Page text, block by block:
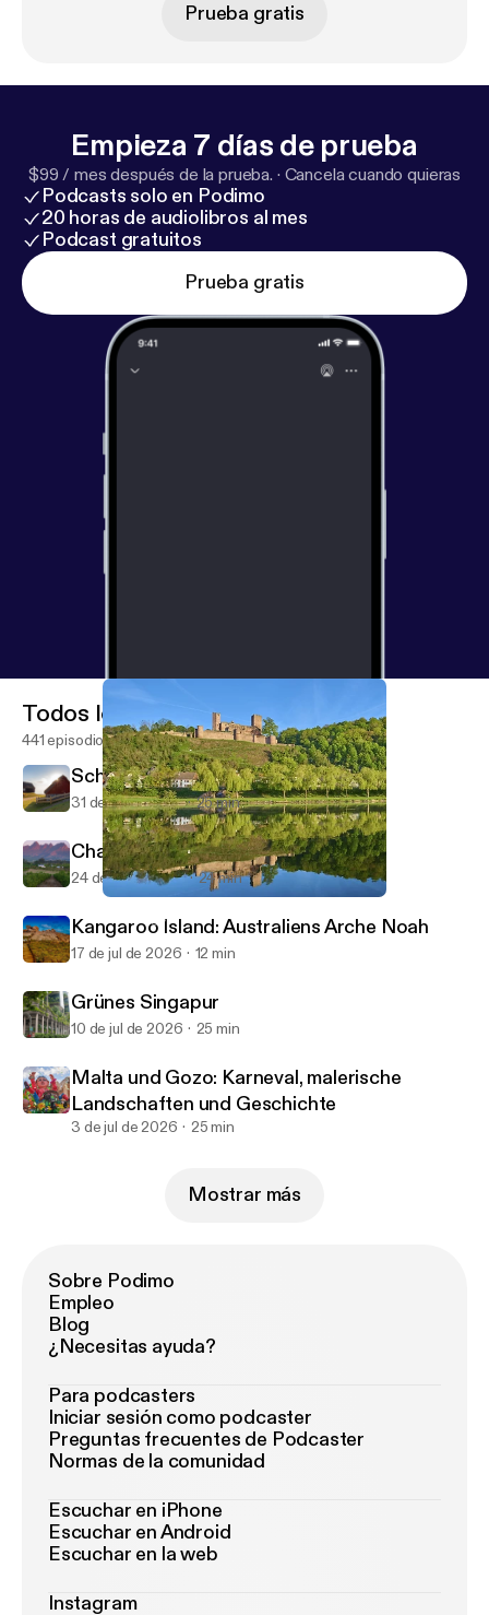
Prueba gratis
Empieza 7 días de prueba
$99 / mes después de la prueba. · Cancela cuando quieras
Podcasts solo en Podimo
20 horas de audiolibros al mes
Podcast gratuitos
Prueba gratis
Unterwegs
Todos los episodios
441 episodios
Schonen in Südschweden
31 de jul de 2026 25 min
Champagner aus Südafrika
24 de jul de 2026 24 min
Kangaroo Island: Australiens Arche Noah
17 de jul de 2026 12 min
Grünes Singapur
10 de jul de 2026 25 min
Malta und Gozo: Karneval, malerische
Landschaften und Geschichte
3 de jul de 2026 25 min
Mostrar más
Sobre Podimo
Empleo
Blog
¿Necesitas ayuda?
Para podcasters
Iniciar sesión como podcaster
Preguntas frecuentes de Podcaster
Normas de la comunidad
Escuchar en iPhone
Escuchar en Android
Escuchar en la web
Instagram